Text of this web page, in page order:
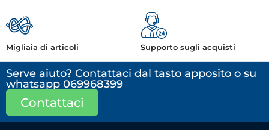
Migliaia di articoli Supporto sugli acquisti
Serve aiuto? Contattaci dal tasto apposito o su
whatsapp 069968399
Contattaci